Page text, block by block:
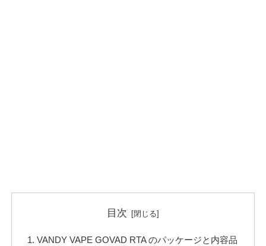
目次
VANDY VAPE GOVAD RTA のパッケージと内容品